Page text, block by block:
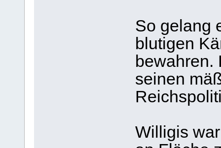
So gelang
blutigen
bewahren.
seinen
Willigis